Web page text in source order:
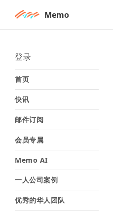
Memo
登录
首页
快讯
邮件订阅
会员专属
Memo AI
一人公司案例
优秀的华人团队